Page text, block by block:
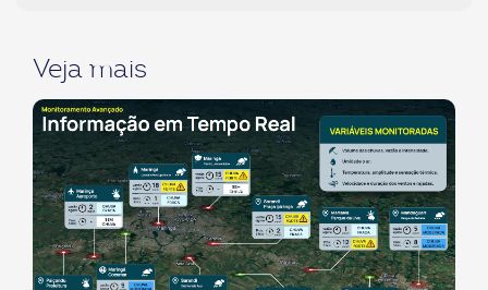
Veja mais